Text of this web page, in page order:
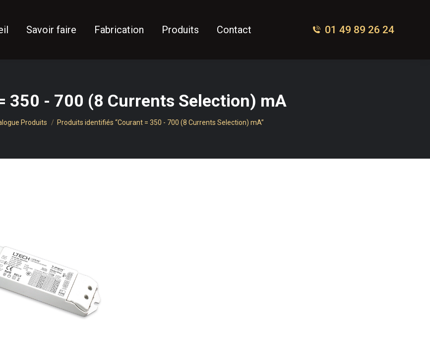
Savoir faire Fabrication Produits Contact 01 49 89 26 24
350 - 700 (8 Currents Selection) mA
Produits Produits identifiés “Courant = 350 - 700 (8 Currents Selection) mA”